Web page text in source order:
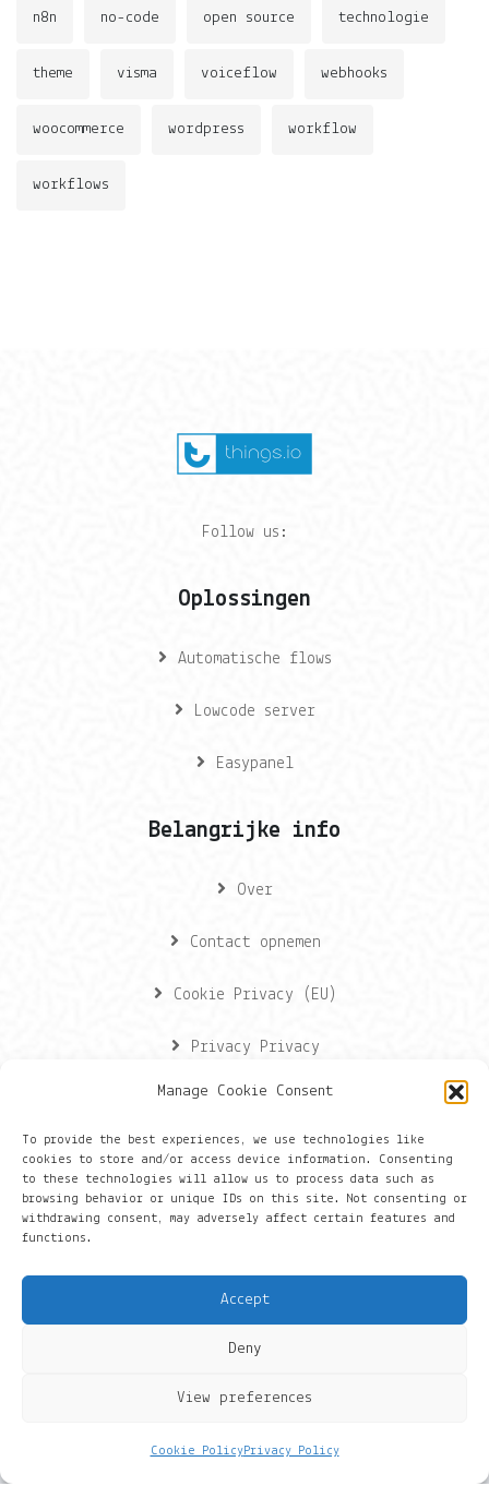
Manage Cookie Consent
To provide the best experiences, we use technologies like
cookies to store and/or access device information. Consenting
to these technologies will allow us to process data such as
browsing behavior or unique IDs on this site. Not consenting or
withdrawing consent, may adversely affect certain features and
functions.
Accept
Deny
View preferences
Cookie PolicyPrivacy Policy
n8n no-code open source technologie
theme visma voiceflow webhooks
woocommerce wordpress workflow
workflows
Follow us:
Oplossingen
Automatische flows
Lowcode server
Easypanel
Belangrijke info
Over
Contact opnemen
Cookie Privacy (EU)
Privacy Privacy
Onze gegevens
hans@things.io